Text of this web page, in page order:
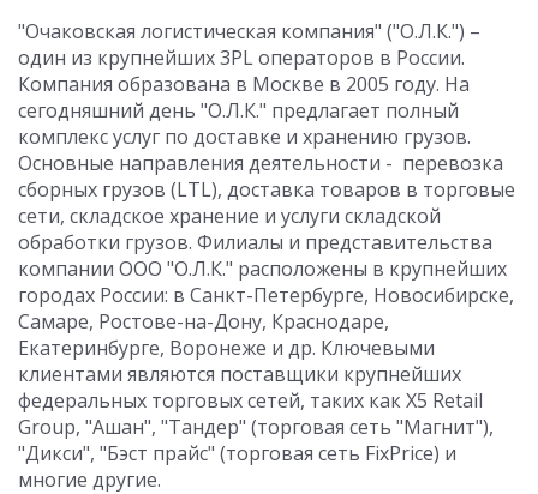
"Очаковская логистическая компания" ("О.Л.К.") –
один из крупнейших 3PL операторов в России.
Компания образована в Москве в 2005 году. На
сегодняшний день "О.Л.К." предлагает полный
комплекс услуг по доставке и хранению грузов.
Основные направления деятельности - перевозка
сборных грузов (LTL), доставка товаров в торговые
сети, складское хранение и услуги складской
обработки грузов. Филиалы и представительства
компании ООО "О.Л.К." расположены в крупнейших
городах России: в Санкт-Петербурге, Новосибирске,
Самаре, Ростове-на-Дону, Краснодаре,
Екатеринбурге, Воронеже и др. Ключевыми
клиентами являются поставщики крупнейших
федеральных торговых сетей, таких как X5 Retail
Group, "Ашан", "Тандер" (торговая сеть "Магнит"),
"Дикси", "Бэст прайс" (торговая сеть FixPrice) и
многие другие.